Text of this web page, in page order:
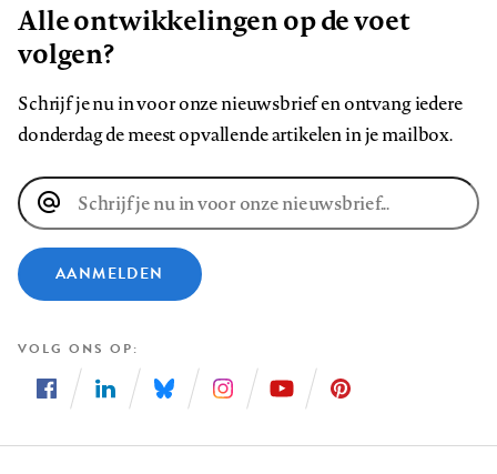
Alle ontwikkelingen op de voet
volgen?
Schrijf je nu in voor onze nieuwsbrief en ontvang iedere
donderdag de meest opvallende artikelen in je mailbox.
E-
mailadres
AANMELDEN
VOLG ONS OP
ons
ons
ons
ons
ons
ons